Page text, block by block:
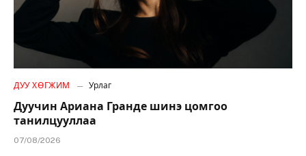
ДУУ ХӨГЖИМ Урлаг
Дуучин Ариана Гранде шинэ цомгоо
танилцууллаа
07/08/2026